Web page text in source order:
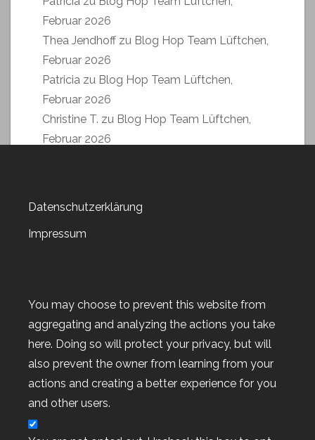
Februar 2026
Thea Jendhoffzu Blog Hop Team Lüftchen,
Februar 2026
Patricia zu Blog Hop Team Lüftchen,
Februar 2026
Christine T. zu Blog Hop Team Lüftchen,
Februar 2026
Archiv
Kategorien
Datenschutzerklärung
Impressum
You may choose to prevent this website from
aggregating and analyzing the actions you take
here. Doing so will protect your privacy, but will
also prevent the owner from learning from your
actions and creating a better experience for you
and other users.